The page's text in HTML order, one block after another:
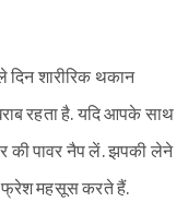
शारीरिक थकान
रहता है. यदि आपके साथ
की पावर नैप लें. झपकी लेने
फ्रेश महसूस करते हैं.